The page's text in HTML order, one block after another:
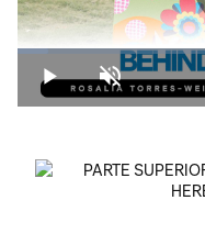
Play Unmute
Loaded
6.75%